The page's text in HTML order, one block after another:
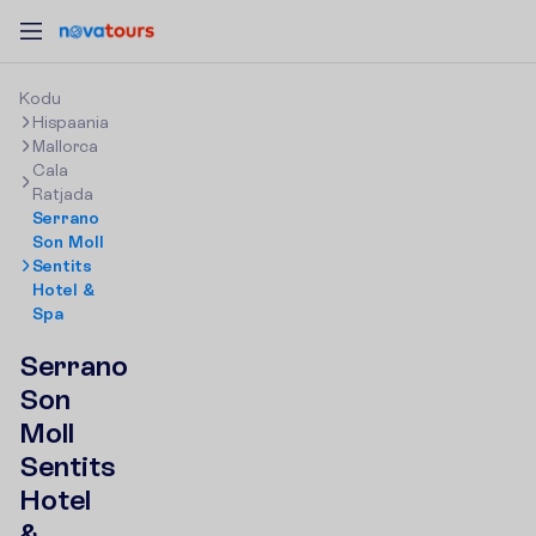
Kodu
Hispaania
Mallorca
Cala
Ratjada
Serrano
Son Moll
Sentits
Hotel &
Spa
Serrano
Son
Moll
Sentits
Hotel